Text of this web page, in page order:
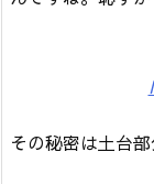
その秘密は土台部